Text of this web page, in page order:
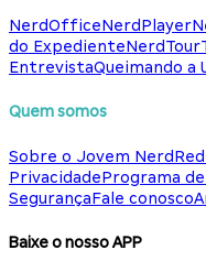
NerdOfficeNerdPlayer
do ExpedienteNerdTour
EntrevistaQueimando a
Quem somos
Sobre o Jovem Nerd
PrivacidadePrograma
SegurançaFale conosco
Baixe o nosso APP